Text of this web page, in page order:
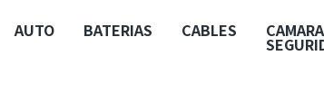
AUTO BATERIAS CABLES